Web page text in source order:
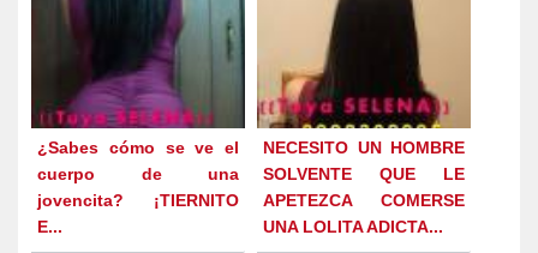
¿Sabes cómo se ve el
cuerpo de una
jovencita? ¡TIERNITO
E...
NECESITO UN HOMBRE
SOLVENTE QUE LE
APETEZCA COMERSE
UNA LOLITA ADICTA...